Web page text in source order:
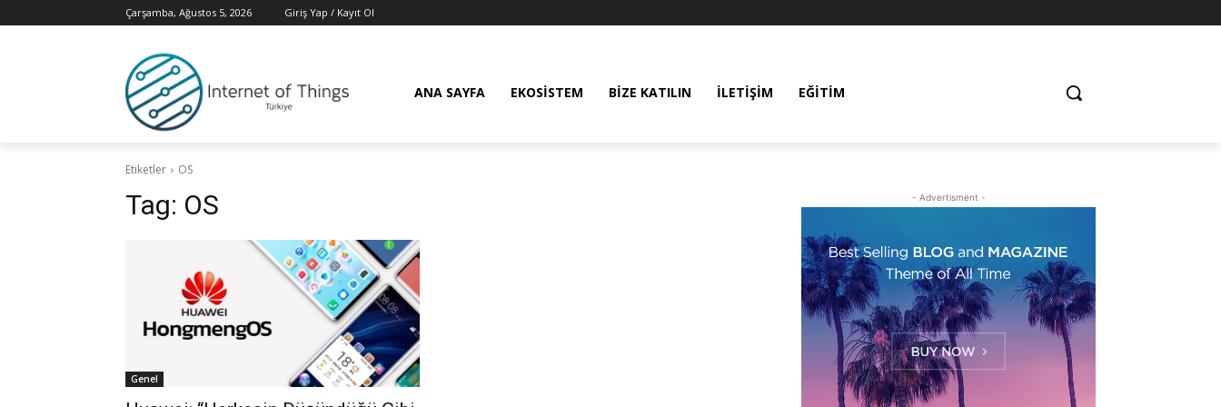
Çarşamba, Ağustos 5, 2026 Giriş Yap / Kayıt Ol
ANA SAYFA EKOSISTEM BIZE KATILIN İLETIŞIM EĞITIM
Etiketler OS
Tag: OS
Genel
- Advertisment -